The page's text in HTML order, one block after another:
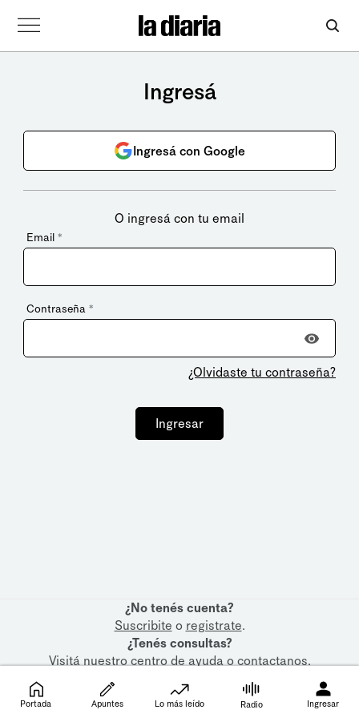
Ingresá
Ingresá con Google
O ingresá con tu email
Email *
Contraseña *
¿Olvidaste tu contraseña?
Ingresar
¿No tenés cuenta?
Suscribite o registrate.
¿Tenés consultas?
Visitá nuestrocentro de ayudaocontactanos.
Portada Apuntes Lo más leído Radio Ingresar